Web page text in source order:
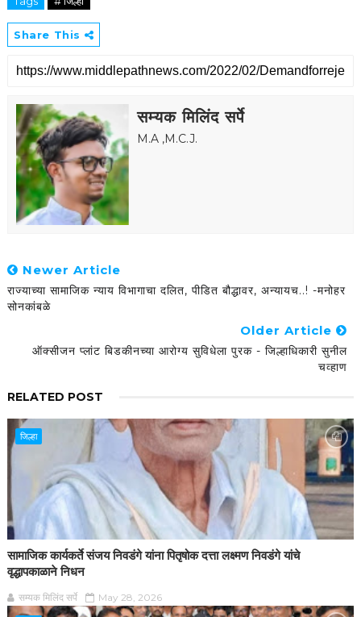
Share This
सम्यक मिलिंद सर्पे
M.A ,M.C.J.
Newer Article
राज्याच्या सामाजिक न्याय विभागाचा दलित, पीडित बौद्धावर, अन्यायच..! -मनोहर
सोनकांबळे
Older Article
ऑक्सीजन प्लांट बिडकीनच्या आरोग्य सुविधेला पुरक - जिल्हाधिकारी सुनील
चव्हाण
RELATED POST
जिल्हा
सामाजिक कार्यकर्ते संजय निवडंगे यांना पितृषोक दत्ता लक्ष्मण निवडंगे यांचे
वृद्धापकाळाने निधन
सम्यक मिलिंद सर्पे May 28, 2026